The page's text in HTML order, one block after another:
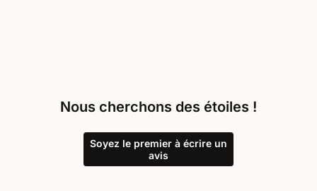
Nous cherchons des étoiles !
Soyez le premier à écrire un
avis